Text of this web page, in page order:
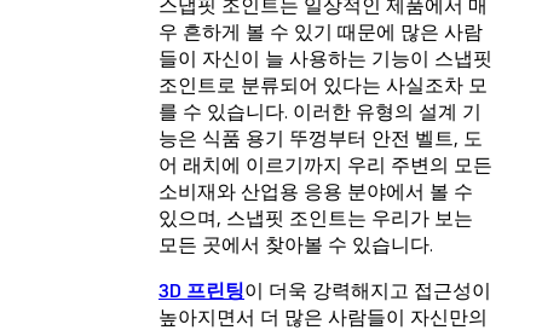
스냅핏 조인트는 일상적인 제품에서 매
우 흔하게 볼 수 있기 때문에 많은 사람
들이 자신이 늘 사용하는 기능이 스냅핏
조인트로 분류되어 있다는 사실조차 모
를 수 있습니다. 이러한 유형의 설계 기
능은 식품 용기 뚜껑부터 안전 벨트, 도
어 래치에 이르기까지 우리 주변의 모든
소비재와 산업용 응용 분야에서 볼 수
있으며, 스냅핏 조인트는 우리가 보는
모든 곳에서 찾아볼 수 있습니다.
3D 프린팅이 더욱 강력해지고 접근성이
높아지면서 더 많은 사람들이 자신만의